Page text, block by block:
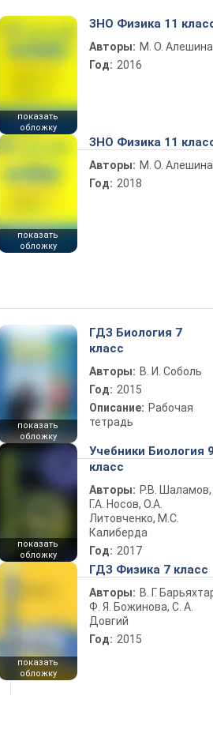
показать
обложку
ЗНО Физика 11
Авторы: М. О. Алешина
Год: 2016
показать
обложку
ЗНО Физика 11
Авторы: М. О. Алешина
Год: 2018
показать
обложку
ГДЗ Биология 7
класс
Авторы: В. И. Соболь
Год: 2015
Описание: Рабочая
тетрадь
показать
обложку
Учебники Биология 9
класс
Авторы: Р.В. Шаламов,
Г.А. Носов, О.А.
Литовченко, М.С.
Калиберда
Год: 2017
показать
обложку
ГДЗ Физика 7 класс
Авторы: В. Г.
Ф. Я. Божинова, С. А.
Довгий
Год: 2015